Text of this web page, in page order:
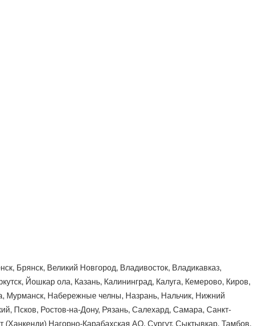
Брянск, Великий Новгород, Владивосток, Владикавказ,
Йошкар ола, Казань, Калининград, Калуга, Кемерово, Киров,
Мурманск, Набережные челны, Назрань, Нальчик, Нижний
Псков, Ростов-на-Дону, Рязань, Салехард, Самара, Санкт-
Нагорно-Карабахская АО, Сургут, Сыктывкар, Тамбов,